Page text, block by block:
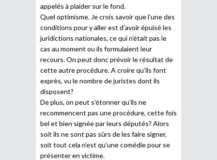
appelés à plaider sur le fond.
Quel optimisme. Je crois savoir que l’une des
conditions pour y aller est d’avoir épuisé les
juridictions nationales, ce qui n’était pas le
cas au moment ou ils formulaient leur
recours. On peut donc prévoir le résultat de
cette autre procédure. A croire qu’ils font
exprès, vu le nombre de juristes dont ils
disposent?
De plus, on peut s’étonner qu’ils ne
recommencent pas une procédure, cette fois
bel et bien signée par leurs députés? Alors
soit ils ne sont pas sûrs de les faire signer,
soit tout cela n’est qu’une comédie pour se
présenter en victime.